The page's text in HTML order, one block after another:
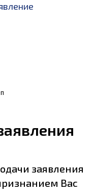
заявления
Вас